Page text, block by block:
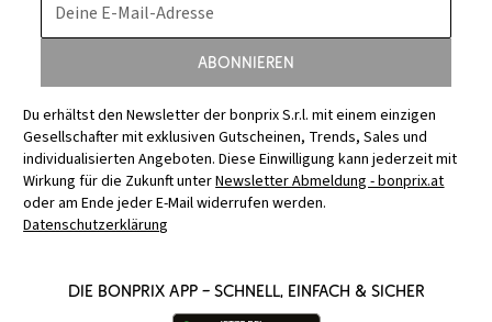
Deine E-Mail-Adresse
Abonnieren
Du erhältst den Newsletter der bonprix S.r.l. mit einem einzigen
Gesellschafter mit exklusiven Gutscheinen, Trends, Sales und
individualisierten Angeboten. Diese Einwilligung kann jederzeit mit
Wirkung für die Zukunft unterNewsletter Abmeldung - bonprix.at
oder am Ende jeder E-Mail widerrufen werden.
Datenschutzerklärung
Die bonprix App – schnell, einfach & sicher